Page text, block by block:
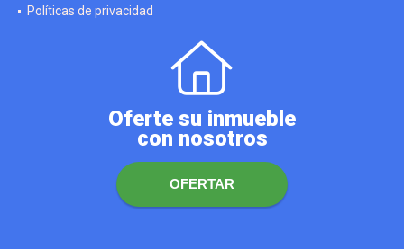
Políticas de privacidad
Oferte su inmueble
con nosotros
OFERTAR